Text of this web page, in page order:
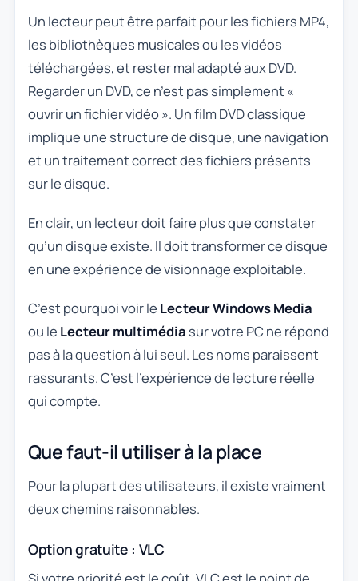
Un lecteur peut être parfait pour les fichiers MP4,
les bibliothèques musicales ou les vidéos
téléchargées, et rester mal adapté aux DVD.
Regarder un DVD, ce n’est pas simplement «
ouvrir un fichier vidéo ». Un film DVD classique
implique une structure de disque, une navigation
et un traitement correct des fichiers présents
sur le disque.
En clair, un lecteur doit faire plus que constater
qu’un disque existe. Il doit transformer ce disque
en une expérience de visionnage exploitable.
C’est pourquoi voir le Lecteur Windows Media
ou le Lecteur multimédia sur votre PC ne répond
pas à la question à lui seul. Les noms paraissent
rassurants. C’est l’expérience de lecture réelle
qui compte.
Que faut-il utiliser à la place
Pour la plupart des utilisateurs, il existe vraiment
deux chemins raisonnables.
Option gratuite : VLC